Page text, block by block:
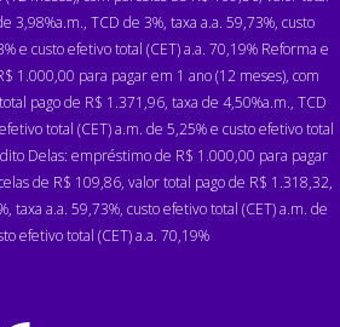
3,98%a.m., TCD de 3%, taxa a.a. 59,73%, custo
e custo efetivo total (CET) a.a. 70,19% Reforma e
1.000,00 para pagar em 1 ano (12 meses), com
pago de R$ 1.371,96, taxa de 4,50%a.m., TCD
total (CET) a.m. de 5,25% e custo efetivo total
Delas: empréstimo de R$ 1.000,00 para pagar
de R$ 109,86, valor total pago de R$ 1.318,32,
taxa a.a. 59,73%, custo efetivo total (CET) a.m. de
efetivo total (CET) a.a. 70,19%